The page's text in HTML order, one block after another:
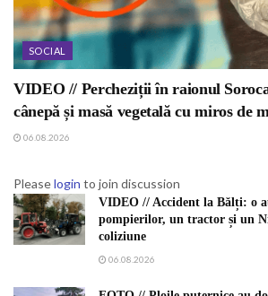
SOCIAL
VIDEO // Percheziții în raionul
cânepă și masă vegetală cu miros de
06.08.2026
Pleaselogin to join discussion
VIDEO // Accident la Bălți: o
pompierilor, un tractor și un
coliziune
06.08.2026